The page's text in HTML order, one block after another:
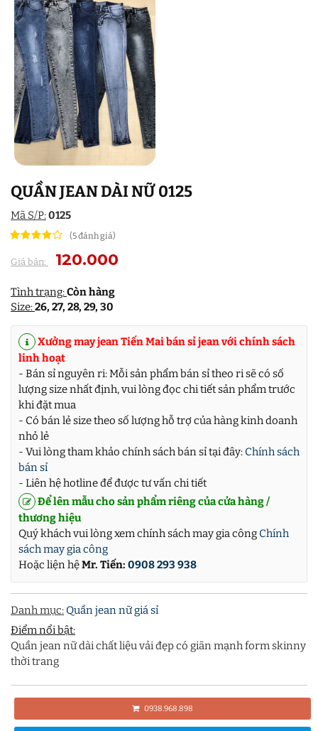
QUẦN JEAN DÀI NỮ 0125
Mã S/P:0125
(5 đánh giá)
Giá bán: 120.000
Tình trạng:Còn hàng
Size:26, 27, 28, 29, 30
Xưởng may jean Tiến Mai bán sỉ jean với chính sách
linh hoạt
- Bán sỉ nguyên ri: Mỗi sản phẩm bán sỉ theo ri sẽ có số
lượng size nhất định, vui lòng đọc chi tiết sản phẩm trước
khi đặt mua
- Có bán lẻ size theo số lượng hỗ trợ của hàng kinh doanh
nhỏ lẻ
- Vui lòng tham khảo chính sách bán sỉ tại đây: Chính sách
bán sỉ
- Liên hệ hotline để được tư vấn chi tiết
Để lên mẫu cho sản phẩm riêng của cửa hàng /
thương hiệu
Quý khách vui lòng xem chính sách may gia công Chính
sách may gia công
Hoặc liện hệMr. Tiến: 0908 293 938
Danh mục: Quần jean nữ giá sỉ
Điểm nổi bật:
Quần jean nữ dài chất liệu vải đẹp có giãn mạnh form skinny
thời trang
0938.968.898